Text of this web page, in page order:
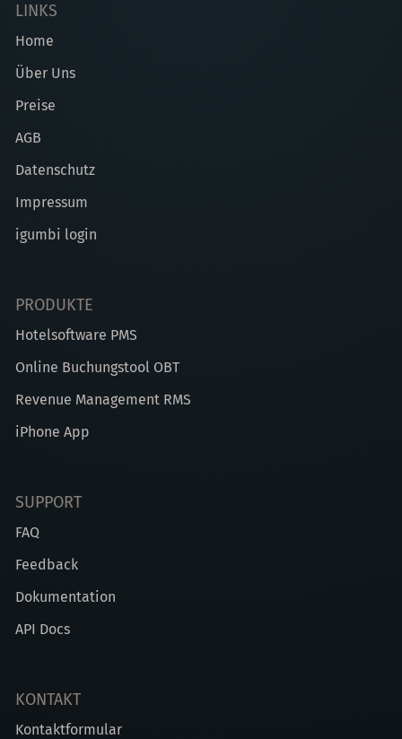
LINKS
Home
Über Uns
Preise
AGB
Datenschutz
Impressum
igumbi login
PRODUKTE
Hotelsoftware PMS
Online Buchungstool OBT
Revenue Management RMS
iPhone App
SUPPORT
FAQ
Feedback
Dokumentation
API Docs
KONTAKT
Kontaktformular